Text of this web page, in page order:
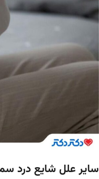
سایر علل شایع درد